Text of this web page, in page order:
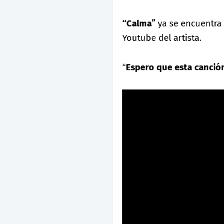
“Calma” ya se
Youtube del artista.
“Espero que esta